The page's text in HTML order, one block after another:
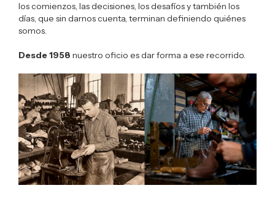
los comienzos, las decisiones, los desafíos y también los
días, que sin darnos cuenta, terminan definiendo quiénes
somos.
Desde 1958 nuestro oficio es dar forma a ese recorrido.